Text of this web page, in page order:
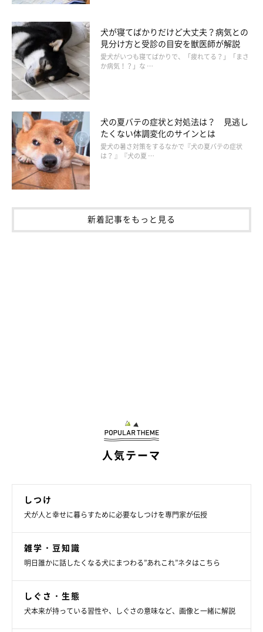
犬が寝てばかりだけど大丈夫？病気との
見分け方と受診の目安を獣医師が解説
愛犬がいつも寝てばかりで、「疲れてる？」「まさ
か病気！？」な …
犬の夏バテの症状と対処法は？ 見逃し
たくない体調変化のサインとは
愛犬の暑さ対策をするなかで『犬の夏バテの症状
は？ 』『犬の夏 …
新着記事をもっと見る
人気テーマ
しつけ
犬が人と幸せに暮らすために必要なしつけを専門家が伝授
雑学・豆知識
明日誰かに話したくなる犬にまつわる”あれこれ”ネタはこちら
しぐさ・生態
犬本来が持っている習性や、しぐさの意味など、画像と一緒に解説